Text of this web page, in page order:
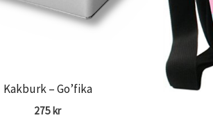
Kakburk – Go’fika
275kr